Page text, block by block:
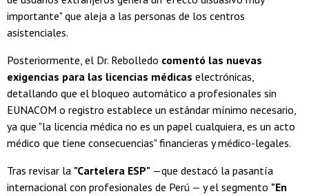
importante" que aleja a las personas de los centros
asistenciales.
Posteriormente, el Dr. Rebolledo comentó las nuevas
exigencias para las licencias médicas electrónicas,
detallando que el bloqueo automático a profesionales sin
EUNACOM o registro establece un estándar mínimo necesario,
ya que "la licencia médica no es un papel cualquiera, es un acto
médico que tiene consecuencias" financieras y médico-legales.
Tras revisar la "Cartelera ESP" —que destacó la pasantía
internacional con profesionales de Perú — y el segmento "En